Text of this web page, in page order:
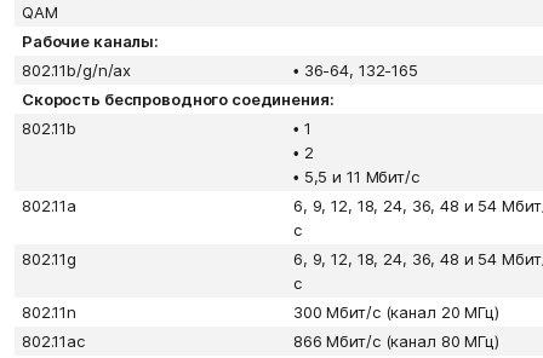
QAM
Рабочие каналы:
802.11b/g/n/ax
• 36-64, 132-165
Скорость беспроводного соединения:
802.11b
• 1
• 2
• 5,5 и 11 Мбит/с
802.11a
6, 9, 12, 18, 24, 36, 48 и 54
с
802.11g
6, 9, 12, 18, 24, 36, 48 и 54
с
802.11n
300 Мбит/c (канал 20 МГц)
802.11ac
866 Мбит/с (канал 80 МГц)